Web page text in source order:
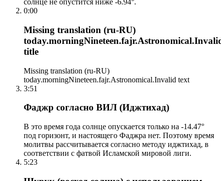
солнце не опустится ниже -6.94°.
0:00
Missing translation (ru-RU)
title
Missing translation (ru-RU)
today.morningNineteen.fajr.Astronomical.Invalid text
3:51
Фаджр согласно ВИЛ (Иджтихад)
В это время года солнце опускается только на -14.47°
под горизонт, и настоящего Фаджра нет. Поэтому время
молитвы рассчитывается согласно методу иджтихад, в
соответствии с фатвой Исламской мировой лиги.
5:23